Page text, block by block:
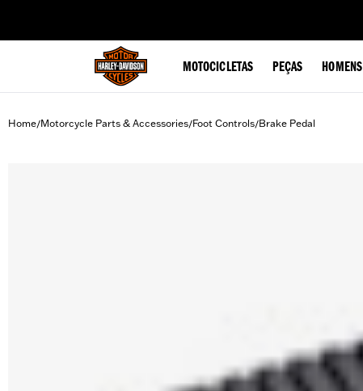
MOTOCICLETAS PEÇAS HOMENS
Home/Motorcycle Parts & Accessories/Foot Controls/Brake Pedal